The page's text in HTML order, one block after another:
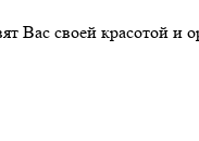
Вас своей красотой и